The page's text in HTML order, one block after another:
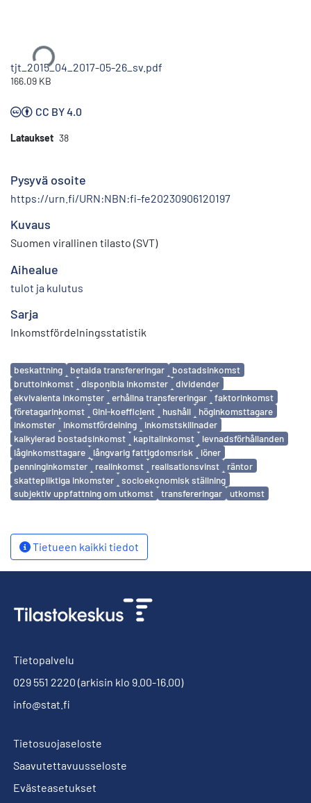
tjt_2015_04_2017-05-26_sv.pdf
166.09 KB
CC BY 4.0
Lataukset 38
Pysyvä osoite
https://urn.fi/URN:NBN:fi-fe20230906120197
Kuvaus
Suomen virallinen tilasto (SVT)
Aihealue
tulot ja kulutus
Sarja
Inkomstfördelningsstatistik
Avainsanat
beskattning betalda transfereringar
bostadsinkomst
bruttoinkomst
disponibla inkomster
dividender
ekvivalenta inkomster
erhållna transfereringar
faktorinkomst
företagarinkomst
Gini-koefficient hushåll
höginkomsttagare
inkomster
inkomstfördelning
inkomstskillnader
kalkylerad bostadsinkomst
kapitalinkomst
levnadsförhållanden
låginkomsttagare
långvarig fattigdomsrisk
löner
penninginkomster
realinkomst realisationsvinst
räntor
skattepliktiga inkomster
socioekonomisk ställning
subjektiv uppfattning om utkomst
transfereringar utkomst
Tietueen kaikki tiedot
Tietopalvelu
029 551 2220 (arkisin klo 9.00-16.00)
info@stat.fi
Tietosuojaseloste
Saavutettavuusseloste
Evästeasetukset